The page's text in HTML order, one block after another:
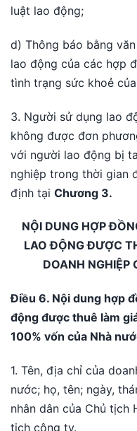
luật lao động;
d) Thông báo bằng
lao động của các hợp
tình trạng sức khoẻ
3. Người sử dụng lao
không được đơn
với người lao động bị
nghiệp trong thời gian
định tại Chương 3.
NỘI DUNG HỢP
LAO ĐỘNG ĐƯỢC
DOANH NGHIỆP
Điều 6. Nội dung hợp
động được thuê làm
100% vốn của Nhà
1. Tên, địa chỉ của
nước; họ, tên; ngày,
nhân dân của Chủ tịch
tịch công ty.